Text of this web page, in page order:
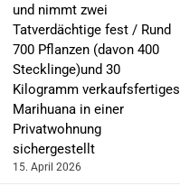
und nimmt zwei
Tatverdächtige fest / Rund
700 Pflanzen (davon 400
Stecklinge)und 30
Kilogramm verkaufsfertiges
Marihuana in einer
Privatwohnung
sichergestellt
15. April 2026